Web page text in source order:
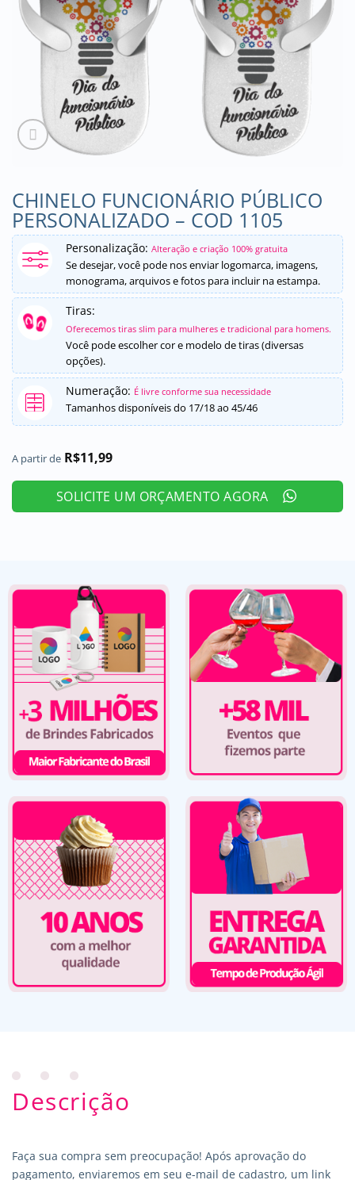
CHINELO FUNCIONÁRIO PÚBLICO
PERSONALIZADO – COD 1105
Personalização: Alteração e criação 100% gratuita
Se desejar, você pode nos enviar logomarca, imagens,
monograma, arquivos e fotos para incluir na estampa.
Tiras:
Oferecemos tiras slim para mulheres e tradicional para homens.
Você pode escolher cor e modelo de tiras (diversas
opções).
Numeração: É livre conforme sua necessidade
Tamanhos disponíveis do 17/18 ao 45/46
A partir de R$11,99
SOLICITE UM ORÇAMENTO AGORA
Descrição
Faça sua compra sem preocupação! Após aprovação do
pagamento, enviaremos em seu e-mail de cadastro, um link